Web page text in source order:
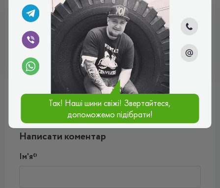
ВСЕСЕЗОННІ
Відгуки (0)
Поки немає коментарів
Написати коментар
Ім'я*
Так! Наші шини свіжі! Звертайтеся,
допоможемо підібрати!